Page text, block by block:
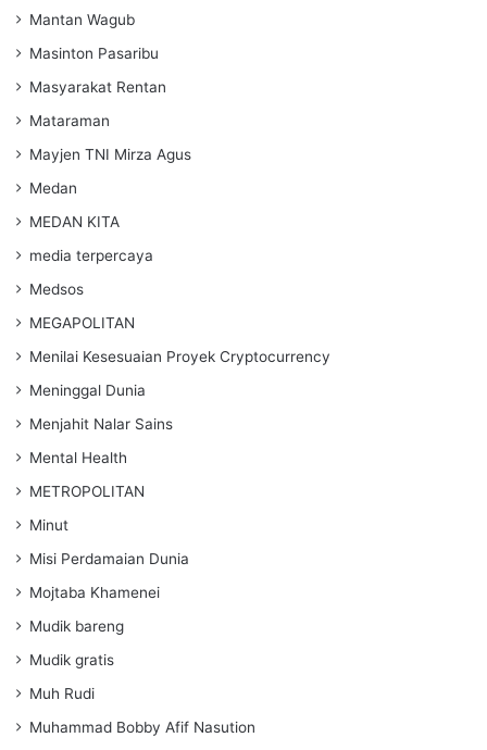
Mantan Wagub
Masinton Pasaribu
Masyarakat Rentan
Mataraman
Mayjen TNI Mirza Agus
Medan
MEDAN KITA
media terpercaya
Medsos
MEGAPOLITAN
Menilai Kesesuaian Proyek Cryptocurrency
Meninggal Dunia
Menjahit Nalar Sains
Mental Health
METROPOLITAN
Minut
Misi Perdamaian Dunia
Mojtaba Khamenei
Mudik bareng
Mudik gratis
Muh Rudi
Muhammad Bobby Afif Nasution